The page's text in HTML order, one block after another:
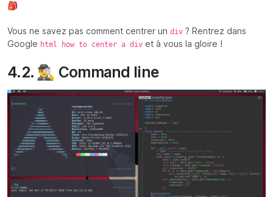
🎒
Vous ne savez pas comment centrer un div ? Rentrez dans
Google html how to center a div et à vous la gloire !
4.2. 🕵️‍♂️ Command line